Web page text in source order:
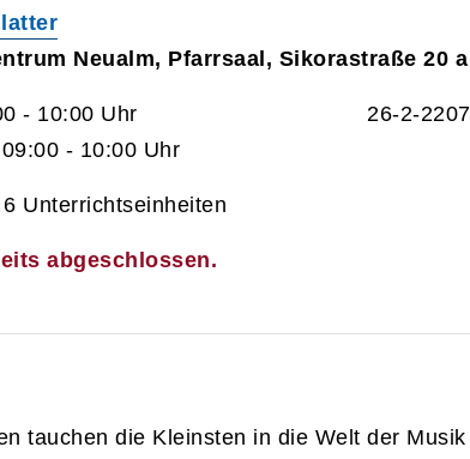
Neualm, Pfarrsaal, Sikorastraße 20 a
- 10:00 Uhr
- 10:00 Uhr
26-2-
Unterrichtseinheiten
abgeschlossen.
tauchen die Kleinsten in die Welt der